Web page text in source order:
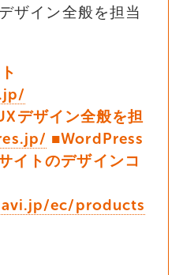
ザイン全般を担当
ト
デザイン全般を担
■WordPress
イトのデザインコ
ec/products